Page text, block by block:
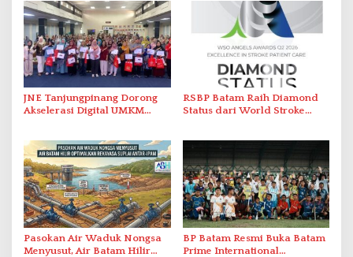
JNE Tanjungpinang Dorong
Akselerasi Digital UMKM
RSBP Batam Raih Diamond
Status dari World Stroke
Berstandar Internasional
Pasokan Air Waduk Nongsa
Menyusut, Air Batam Hilir
BP Batam Resmi Buka Batam
Prime International